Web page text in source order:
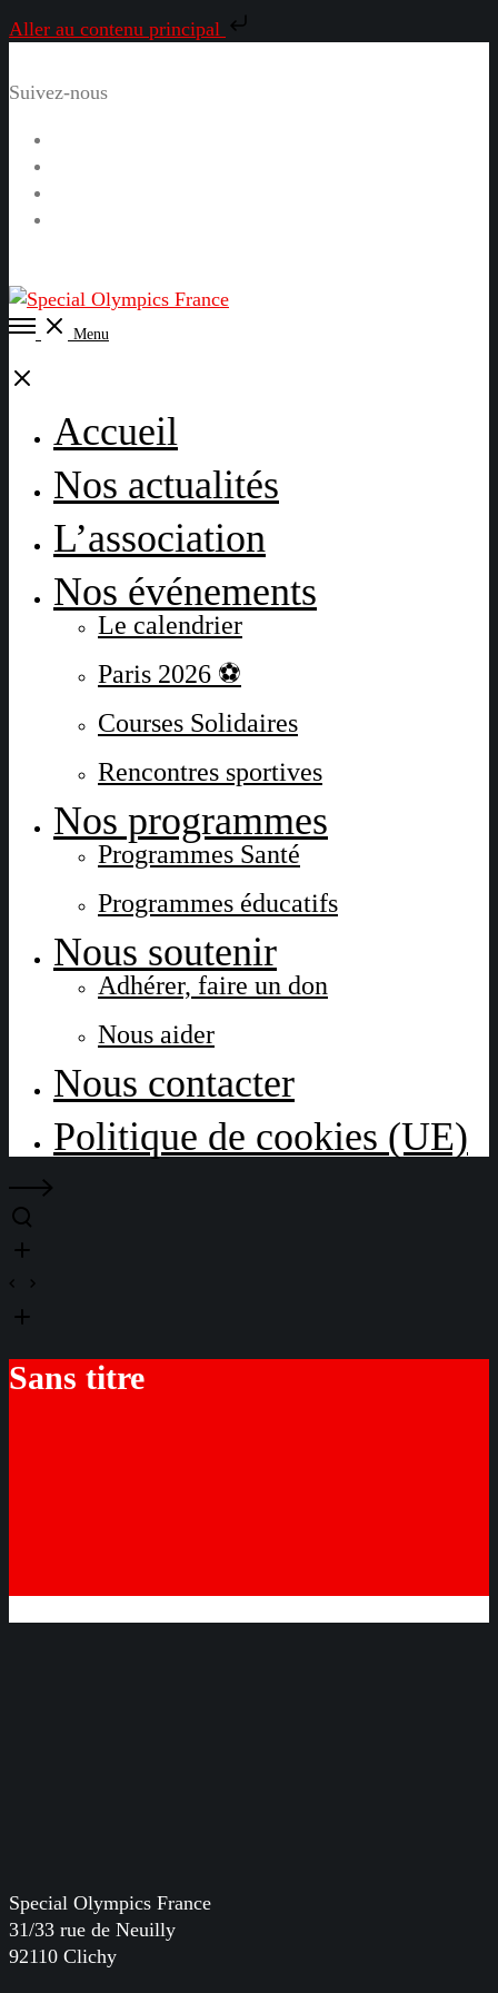
Aller au contenu principal
Suivez-nous
Open
Menu
Close
Accueil
Nos actualités
L’association
Nos événements
Le calendrier
Paris 2026 ⚽
Courses Solidaires
Rencontres sportives
Nos programmes
Programmes Santé
Programmes éducatifs
Nous soutenir
Adhérer, faire un don
Nous aider
Nous contacter
Politique de cookies (UE)
Sans titre
Special Olympics France
31/33 rue de Neuilly
92110 Clichy